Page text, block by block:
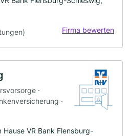
Firma bewerten
·
·
VR Bank Flensburg-